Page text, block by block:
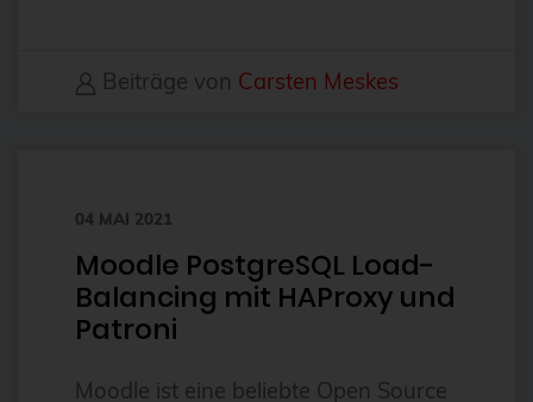
CI/CD-Integration
Cloud-Infrastruktur
Cloud-Optimierung
Cloud-Speicherlösungen
CloudNativeCon
Beiträge von Carsten Meskes
04 MAI 2021
Moodle PostgreSQL Load-
Balancing mit HAProxy und
Patroni
Moodle ist eine beliebte Open Source